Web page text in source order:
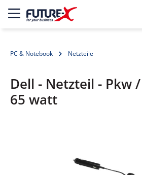
PC & Notebook Netzteile
Dell - Netzteil - Pkw
65 watt